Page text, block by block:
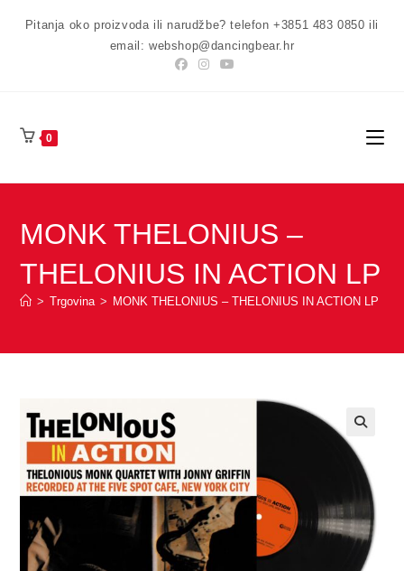
Pitanja oko proizvoda ili narudžbe? telefon +3851 483 0850 ili
email: webshop@dancingbear.hr
0
MONK THELONIUS –
THELONIUS IN ACTION LP
> Trgovina > MONK THELONIUS – THELONIUS IN ACTION LP